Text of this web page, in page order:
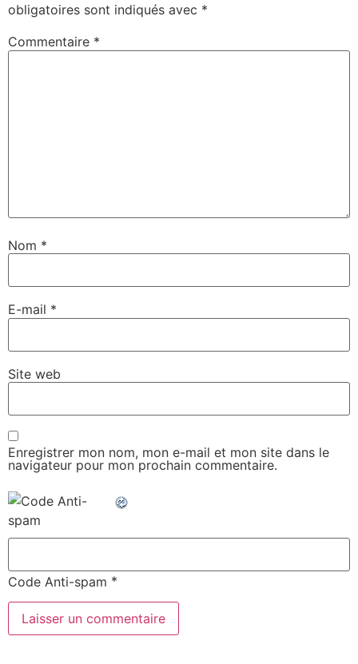
obligatoires sont indiqués avec *
Commentaire *
Nom *
E-mail *
Site web
Enregistrer mon nom, mon e-mail et mon site dans le
navigateur pour mon prochain commentaire.
Code Anti-spam *